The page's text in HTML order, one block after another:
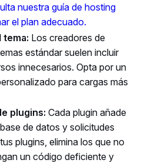
nuestra guía de hosting
el plan adecuado.
tema: Los creadores de
estándar suelen incluir
innecesarios. Opta por un
para cargas más
plugins: Cada plugin añade
de datos y solicitudes
plugins, elimina los que no
un código deficiente y